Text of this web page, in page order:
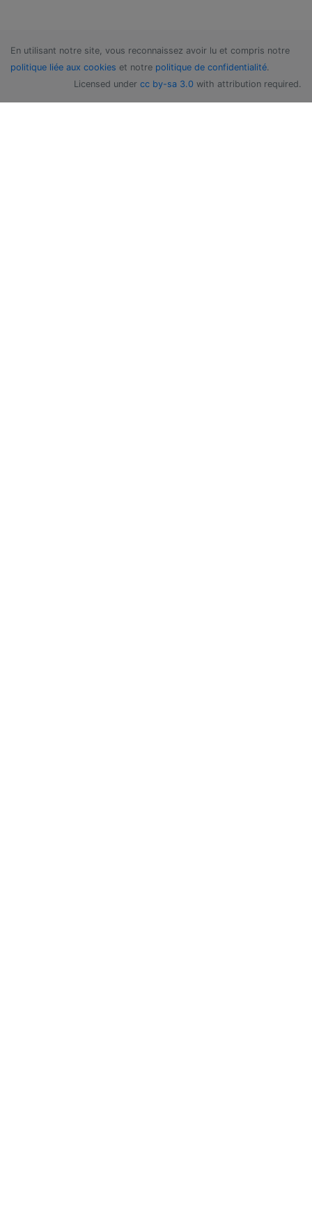
En utilisant notre site, vous reconnaissez avoir lu et compris notre
politique liée aux cookies et notre politique de confidentialité.
Licensed under cc by-sa 3.0 with attribution required.